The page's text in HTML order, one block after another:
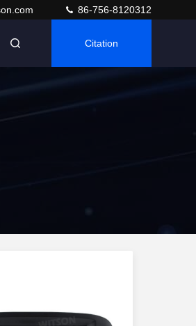
86-756-8120312
Citation